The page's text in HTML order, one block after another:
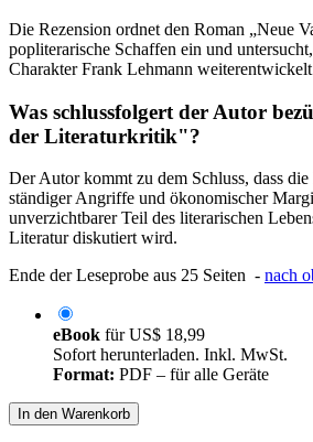
Die Rezension ordnet den Roman „Neue
popliterarische Schaffen ein und
Charakter Frank Lehmann
Was schlussfolgert der Autor
der Literaturkritik"?
Der Autor kommt zu dem Schluss, dass
ständiger Angriffe und ökonomischer
unverzichtbarer Teil des literarischen
Literatur diskutiert wird.
Ende der Leseprobe aus 25 Seiten - nach
eBook fürUS$ 18,99
Sofort herunterladen. Inkl. MwSt.
Format: PDF – für alle Geräte
In den Warenkorb